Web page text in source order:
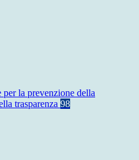
per la prevenzione della
trasparenza 98